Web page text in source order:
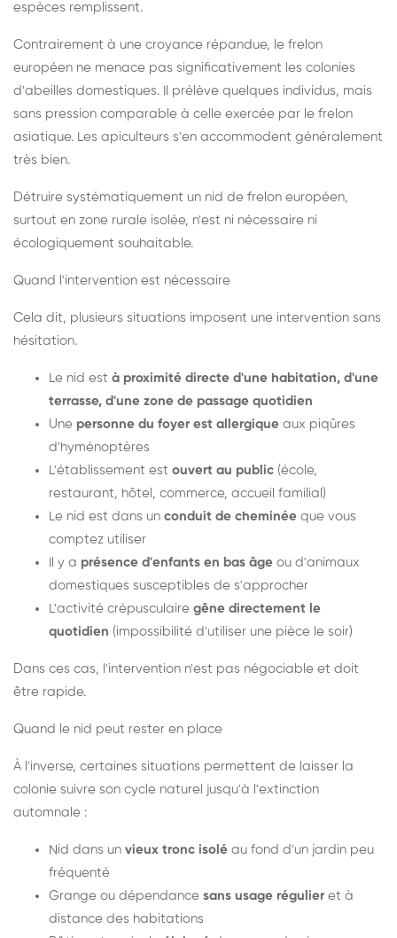
espèces remplissent.
Contrairement à une croyance répandue, le frelon
européen ne menace pas significativement les colonies
d'abeilles domestiques. Il prélève quelques individus, mais
sans pression comparable à celle exercée par le frelon
asiatique. Les apiculteurs s'en accommodent généralement
très bien.
Détruire systématiquement un nid de frelon européen,
surtout en zone rurale isolée, n'est ni nécessaire ni
écologiquement souhaitable.
Quand l'intervention est nécessaire
Cela dit, plusieurs situations imposent une intervention sans
hésitation.
Le nid est à proximité directe d'une habitation, d'une
terrasse, d'une zone de passage quotidien
Une personne du foyer est allergique aux piqûres
d'hyménoptères
L'établissement est ouvert au public (école,
restaurant, hôtel, commerce, accueil familial)
Le nid est dans un conduit de cheminée que vous
comptez utiliser
Il y a présence d'enfants en bas âge ou d'animaux
domestiques susceptibles de s'approcher
L'activité crépusculaire gêne directement le
quotidien (impossibilité d'utiliser une pièce le soir)
Dans ces cas, l'intervention n'est pas négociable et doit
être rapide.
Quand le nid peut rester en place
À l'inverse, certaines situations permettent de laisser la
colonie suivre son cycle naturel jusqu'à l'extinction
automnale :
Nid dans un vieux tronc isolé au fond d'un jardin peu
fréquenté
Grange ou dépendance sans usage régulier et à
distance des habitations